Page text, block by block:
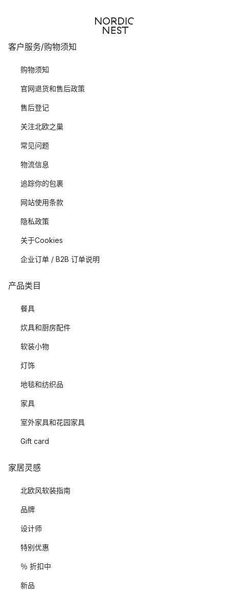
客户服务/购物须知
购物须知
官网退货和售后政策
售后登记
关注北欧之巢
常见问题
物流信息
追踪你的包裹
网站使用条款
隐私政策
关于Cookies
企业订单 / B2B 订单说明
产品类目
餐具
炊具和厨房配件
软装小物
灯饰
地毯和纺织品
家具
室外家具和花园家具
Gift card
家居灵感
北欧风软装指南
品牌
设计师
特别优惠
％ 折扣中
新品